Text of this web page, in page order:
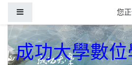
您
成功大學數